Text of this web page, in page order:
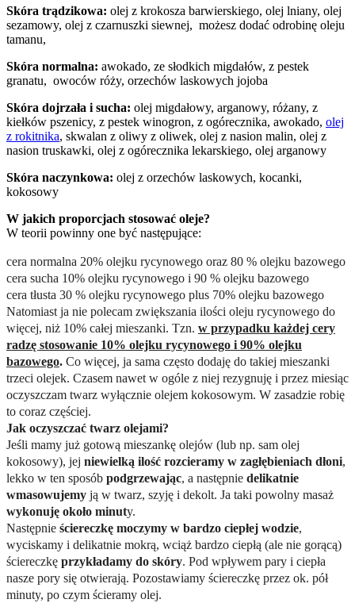
Skóra trądzikowa: olej z krokosza barwierskiego, olej lniany, olej
sezamowy, olej z czarnuszki siewnej, możesz dodać odrobinę oleju
tamanu,
Skóra normalna: awokado, ze słodkich migdałów, z pestek
granatu, owoców róży, orzechów laskowych jojoba
Skóra dojrzała i sucha: olej migdałowy, arganowy, różany, z
kiełków pszenicy, z pestek winogron, z ogórecznika, awokado, olej
z rokitnika, skwalan z oliwy z oliwek, olej z nasion malin, olej z
nasion truskawki, olej z ogórecznika lekarskiego, olej arganowy
Skóra naczynkowa: olej z orzechów laskowych, kocanki,
kokosowy
W jakich proporcjach stosować oleje?
W teorii powinny one być następujące:
cera normalna 20% olejku rycynowego oraz 80 % olejku bazowego
cera sucha 10% olejku rycynowego i 90 % olejku bazowego
cera tłusta 30 % olejku rycynowego plus 70% olejku bazowego
Natomiast ja nie polecam zwiększania ilości oleju rycynowego do
więcej, niż 10% całej mieszanki. Tzn. w przypadku każdej cery
radzę stosowanie 10% olejku rycynowego i 90% olejku
bazowego. Co więcej, ja sama często dodaję do takiej mieszanki
trzeci olejek. Czasem nawet w ogóle z niej rezygnuję i przez miesiąc
oczyszczam twarz wyłącznie olejem kokosowym. W zasadzie robię
to coraz częściej.
Jak oczyszczać twarz olejami?
Jeśli mamy już gotową mieszankę olejów (lub np. sam olej
kokosowy), jej niewielką ilość rozcieramy w zagłębieniach dłoni,
lekko w ten sposób podgrzewając, a następnie delikatnie
wmasowujemy ją w twarz, szyję i dekolt. Ja taki powolny masaż
wykonuję około minuty.
Następnie ściereczkę moczymy w bardzo ciepłej wodzie,
wyciskamy i delikatnie mokrą, wciąż bardzo ciepłą (ale nie gorącą)
ściereczkę przykładamy do skóry. Pod wpływem pary i ciepła
nasze pory się otwierają. Pozostawiamy ściereczkę przez ok. pół
minuty, po czym ścieramy olej.